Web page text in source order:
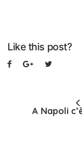
Like this post?
A Napoli